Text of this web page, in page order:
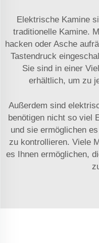
Elektrische Kamine
traditionelle Kamine.
hacken oder Asche
Tastendruck
Sie sind in einer
erhältlich, um zu
Außerdem sind
benötigen nicht so viel
und sie ermöglichen
zu kontrollieren. Viele
es Ihnen ermöglichen,